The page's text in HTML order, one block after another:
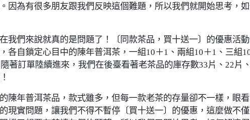
因為有很多朋友跟我們反映這個難題，所以我們就開始思考，
們來說就真的是問題了！〔同款茶品，買十送一〕的優惠活
各自鎖定心目中的陳年普洱茶，一組10＋1、兩組10＋1、三組
著訂單陸續進來，我們在後臺看著老茶品的庫存數33片、22片、
年普洱茶品，款式雖多，但每一款老茶的存量卻不一樣，眼
現實問題，讓我們不得不暫停〔買十送一〕的優惠，這麼做不